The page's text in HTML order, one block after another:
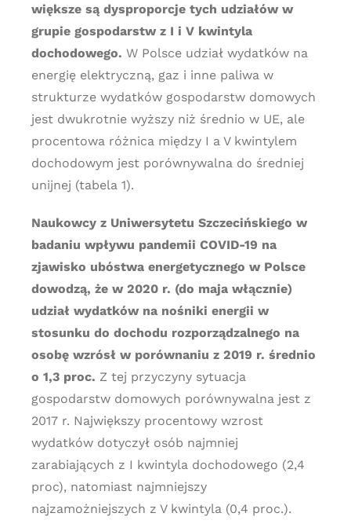
większe są dysproporcje tych udziałów w
grupie gospodarstw z I i V kwintyla
dochodowego. W Polsce udział wydatków na
energię elektryczną, gaz i inne paliwa w
strukturze wydatków gospodarstw domowych
jest dwukrotnie wyższy niż średnio w UE, ale
procentowa różnica między I a V kwintylem
dochodowym jest porównywalna do średniej
unijnej (tabela 1).
Naukowcy z Uniwersytetu Szczecińskiego w
badaniu wpływu pandemii COVID-19 na
zjawisko ubóstwa energetycznego w Polsce
dowodzą, że w 2020 r. (do maja włącznie)
udział wydatków na nośniki energii w
stosunku do dochodu rozporządzalnego na
osobę wzrósł w porównaniu z 2019 r. średnio
o 1,3 proc. Z tej przyczyny sytuacja
gospodarstw domowych porównywalna jest z
2017 r. Największy procentowy wzrost
wydatków dotyczył osób najmniej
zarabiających z I kwintyla dochodowego (2,4
proc), natomiast najmniejszy
najzamożniejszych z V kwintyla (0,4 proc.).